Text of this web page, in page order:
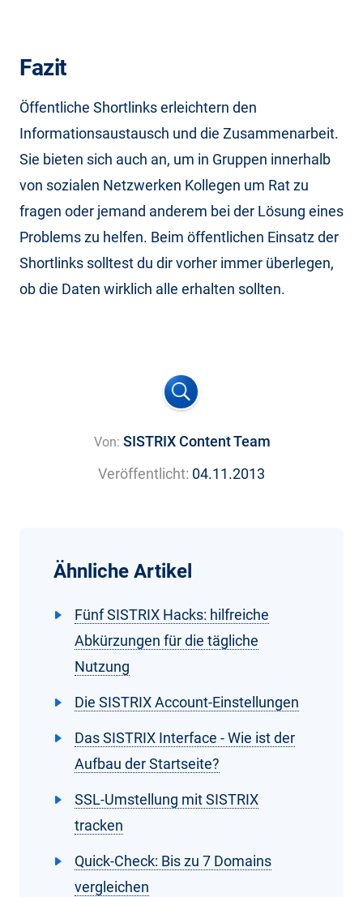
Fazit
Öffentliche Shortlinks erleichtern den
Informationsaustausch und die Zusammenarbeit.
Sie bieten sich auch an, um in Gruppen innerhalb
von sozialen Netzwerken Kollegen um Rat zu
fragen oder jemand anderem bei der Lösung eines
Problems zu helfen. Beim öffentlichen Einsatz der
Shortlinks solltest du dir vorher immer überlegen,
ob die Daten wirklich alle erhalten sollten.
Von: SISTRIX Content Team
Veröffentlicht: 04.11.2013
Ähnliche Artikel
Fünf SISTRIX Hacks: hilfreiche
Abkürzungen für die tägliche
Nutzung
Die SISTRIX Account-Einstellungen
Das SISTRIX Interface - Wie ist der
Aufbau der Startseite?
SSL-Umstellung mit SISTRIX
tracken
Quick-Check: Bis zu 7 Domains
vergleichen